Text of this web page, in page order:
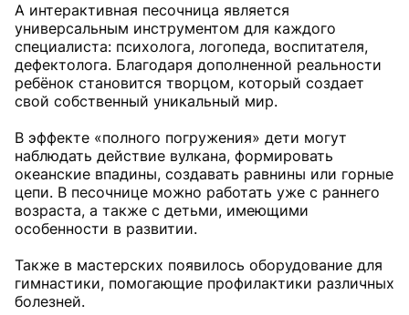
А интерактивная песочница является
универсальным инструментом для каждого
специалиста: психолога, логопеда, воспитателя,
дефектолога. Благодаря дополненной реальности
ребёнок становится творцом, который создает
свой собственный уникальный мир.
В эффекте «полного погружения» дети могут
наблюдать действие вулкана, формировать
океанские впадины, создавать равнины или горные
цепи. В песочнице можно работать уже с раннего
возраста, а также с детьми, имеющими
особенности в развитии.
Также в мастерских появилось оборудование для
гимнастики, помогающие профилактики различных
болезней.